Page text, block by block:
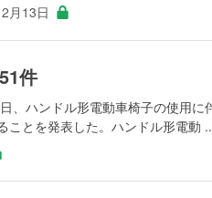
月13日
件
、ハンドル形電動車椅子の使用に
ことを発表した。ハンドル形電動